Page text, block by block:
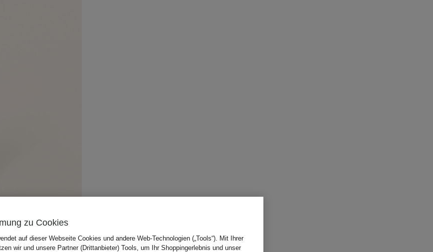
zu Cookies
auf dieser Webseite Cookies und andere Web-Technologien („Tools“). Mit Ihrer
wir und unsere Partner (Drittanbieter) Tools, um Ihr Shoppingerlebnis und unser